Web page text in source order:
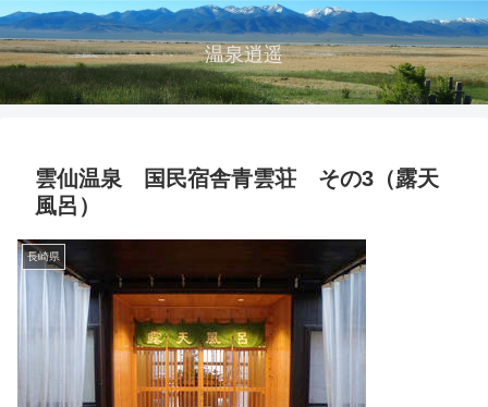
温泉逍遥
雲仙温泉 国民宿舎青雲荘 その3（露天
風呂）
長崎県